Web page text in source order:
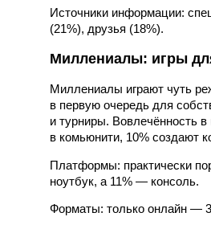
Источники информации:
(21%), друзья (18%).
Миллениалы: игры
Миллениалы играют чуть
в первую очередь для
и турниры. Вовлечённость
в комьюнити, 10% создают
Платформы: практически
ноутбук, а 11% — консоль.
Форматы: только онлайн —